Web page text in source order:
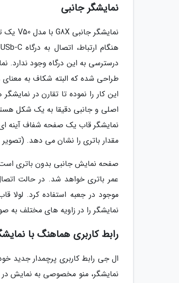
نمایشگر جانبی
درسترسی به این درگاه وجود ندارد.
طراحی شده که البته شکاف به
این کار را نموده تا تقارن در
مقدار باتری را نشان می دهد. (تصویر
صفحه نمایش جانبی بدون باتری
موجود در جعبه استفاده کرد. لولا
نمایشگر را در زاویه های مختلف به صورت ثابت
رابط کاربری هماهنگ با
ال جی رابط کاربری پرچمدار جدید
نمایشگر، منو مخصوصی به نمایش